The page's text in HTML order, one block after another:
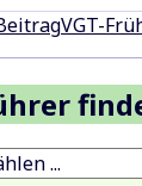
VGT-